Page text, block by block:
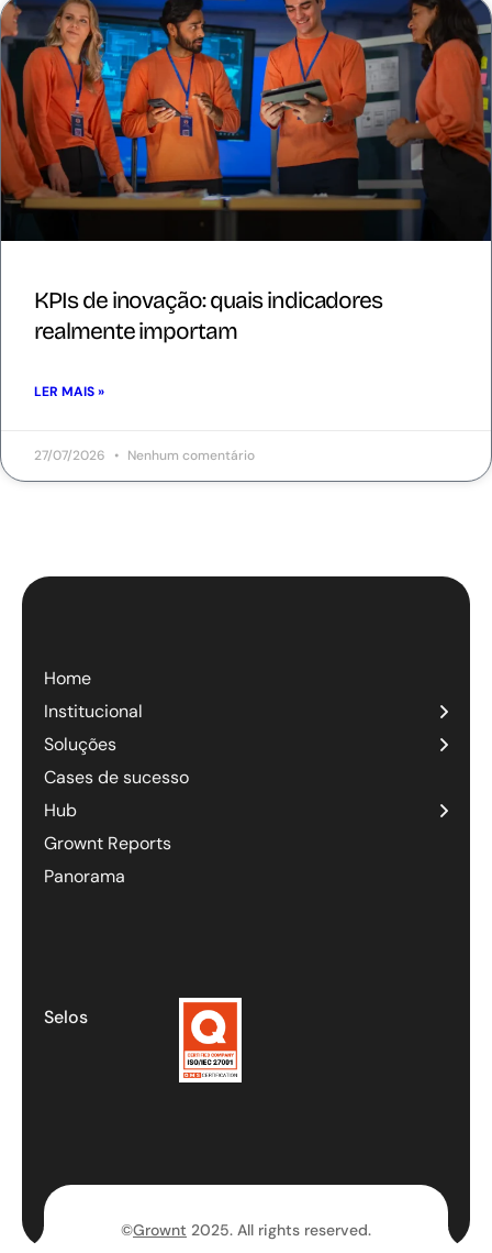
KPIs de inovação: quais indicadores
realmente importam
LER MAIS »
27/07/2026 Nenhum comentário
Home
Institucional
Soluções
Cases de sucesso
Hub
Grownt Reports
Panorama
Selos
©Grownt 2025. All rights reserved.